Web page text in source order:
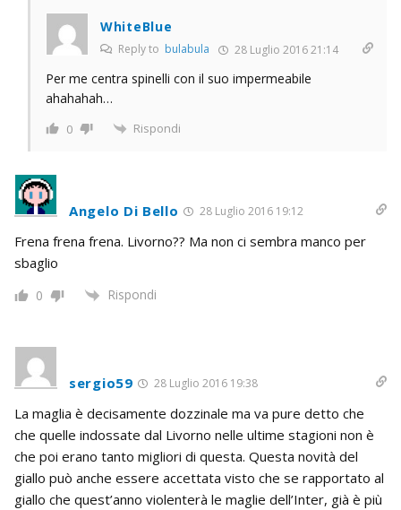
WhiteBlue
Reply to bulabula 28 Luglio 2016 21:14
Per me centra spinelli con il suo impermeabile
ahahahah…
0 Rispondi
Angelo Di Bello 28 Luglio 2016 19:12
Frena frena frena. Livorno?? Ma non ci sembra manco per
sbaglio
0 Rispondi
sergio59 28 Luglio 2016 19:38
La maglia è decisamente dozzinale ma va pure detto che
che quelle indossate dal Livorno nelle ultime stagioni non è
che poi erano tanto migliori di questa. Questa novità del
giallo può anche essere accettata visto che se rapportato al
giallo che quest’anno violenterà le maglie dell’Inter, già è più